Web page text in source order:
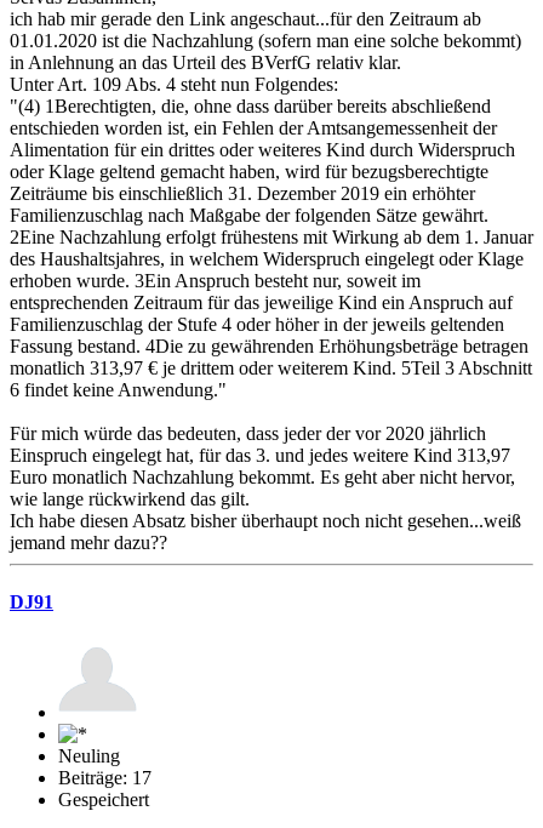
ich hab mir gerade den Link angeschaut...für den Zeitraum ab
01.01.2020 ist die Nachzahlung (sofern man eine solche bekommt)
in Anlehnung an das Urteil des BVerfG relativ klar.
Unter Art. 109 Abs. 4 steht nun Folgendes:
"(4) 1Berechtigten, die, ohne dass darüber bereits abschließend
entschieden worden ist, ein Fehlen der Amtsangemessenheit der
Alimentation für ein drittes oder weiteres Kind durch Widerspruch
oder Klage geltend gemacht haben, wird für bezugsberechtigte
Zeiträume bis einschließlich 31. Dezember 2019 ein erhöhter
Familienzuschlag nach Maßgabe der folgenden Sätze gewährt.
2Eine Nachzahlung erfolgt frühestens mit Wirkung ab dem 1. Januar
des Haushaltsjahres, in welchem Widerspruch eingelegt oder Klage
erhoben wurde. 3Ein Anspruch besteht nur, soweit im
entsprechenden Zeitraum für das jeweilige Kind ein Anspruch auf
Familienzuschlag der Stufe 4 oder höher in der jeweils geltenden
Fassung bestand. 4Die zu gewährenden Erhöhungsbeträge betragen
monatlich 313,97 € je drittem oder weiterem Kind. 5Teil 3 Abschnitt
6 findet keine Anwendung."
Für mich würde das bedeuten, dass jeder der vor 2020 jährlich
Einspruch eingelegt hat, für das 3. und jedes weitere Kind 313,97
Euro monatlich Nachzahlung bekommt. Es geht aber nicht hervor,
wie lange rückwirkend das gilt.
Ich habe diesen Absatz bisher überhaupt noch nicht gesehen...weiß
jemand mehr dazu??
DJ91
Neuling
Beiträge: 17
Gespeichert